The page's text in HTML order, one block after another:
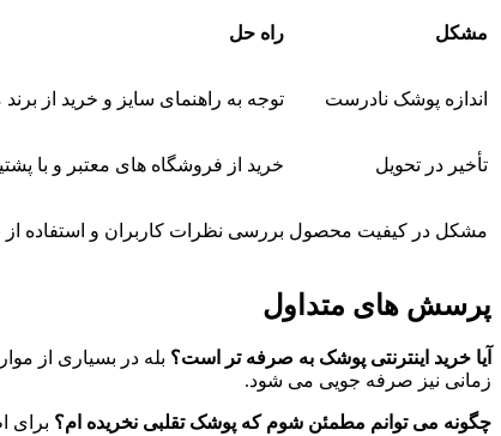
مشکل راه حل
اندازه پوشک نادرست توجه به راهنمای سایز و خرید از برند
تأخیر در تحویل خرید از فروشگاه های معتبر و با
مشکل در کیفیت محصول بررسی نظرات کاربران و استفاده
پرسش های متداول
آیا خرید اینترنتی پوشک به صرفه تر است؟ بله در بسیاری از
زمانی نیز صرفه جویی می شود.
چگونه می توانم مطمئن شوم که پوشک تقلبی نخریده ام؟ برای